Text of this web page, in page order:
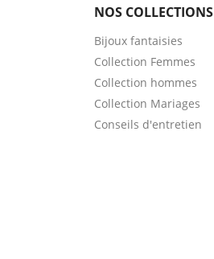
NOS COLLECTIONS
Bijoux fantaisies
Collection Femmes
Collection hommes
Collection Mariages
Conseils d'entretien